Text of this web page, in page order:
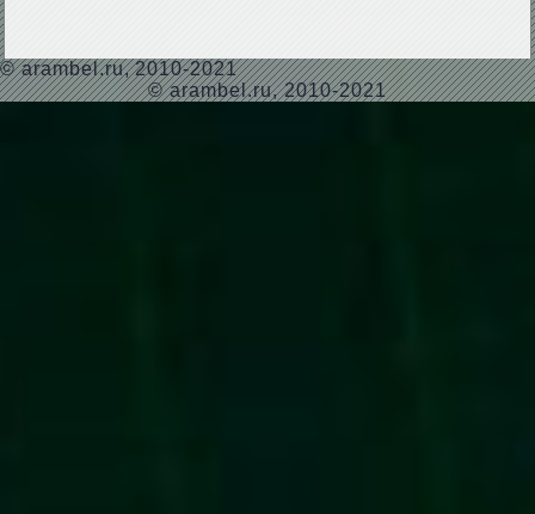
© arambel.ru, 2010-2021
© arambel.ru, 2010-2021